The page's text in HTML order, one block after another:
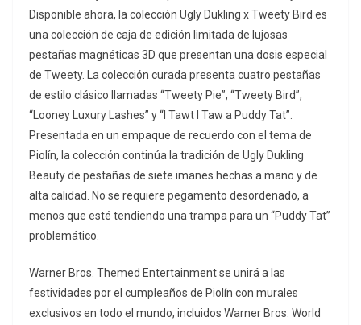
Disponible ahora, la colección Ugly Dukling x Tweety Bird es
una colección de caja de edición limitada de lujosas
pestañas magnéticas 3D que presentan una dosis especial
de Tweety. La colección curada presenta cuatro pestañas
de estilo clásico llamadas “Tweety Pie”, “Tweety Bird”,
“Looney Luxury Lashes” y “I Tawt I Taw a Puddy Tat”.
Presentada en un empaque de recuerdo con el tema de
Piolín, la colección continúa la tradición de Ugly Dukling
Beauty de pestañas de siete imanes hechas a mano y de
alta calidad. No se requiere pegamento desordenado, a
menos que esté tendiendo una trampa para un “Puddy Tat”
problemático.
Warner Bros. Themed Entertainment se unirá a las
festividades por el cumpleaños de Piolín con murales
exclusivos en todo el mundo, incluidos Warner Bros. World